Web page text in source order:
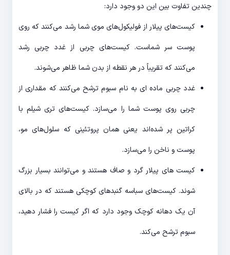
چندین تفاوت بین این دو وجود دارد:
کیست‌های پیلار از فولیکول‌های موی شما رشد می‌کنند که روی
پوست سر شماست. کیست‌های چربی از غدد چربی رشد
می‌کنند که تقریباً در هر نقطه از بدن شما ظاهر می‌شوند.
غدد چربی ماده ای به نام سبوم ترشح می‌کنند که مقداری از
چربی روی پوست شما را می‌سازد. کیست‌های تری شیلم با
کراتین پر شده‌اند یعنی همان پروتئینی که سلول‌های مو،
پوست و ناخن را می‌سازد.
کیست های پیلار گرد و صاف هستند و می‌توانند بسیار بزرگ
شوند. کیست‌های سباسه گنبدهای کوچکی هستند که در بالای
آن یک دهانه کوچک وجود دارد که اگر کیست را فشار دهید،
سبوم ترشح می‌کند.